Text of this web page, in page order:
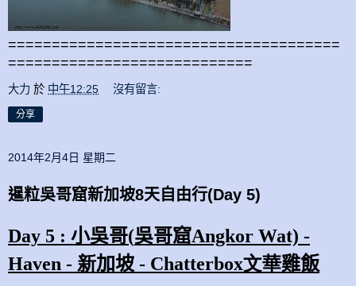
======================================
============================
大力 於 中午12:25 沒有留言:
分享
2014年2月4日 星期二
暹粒吳哥窟新加坡8天自由行(Day 5)
Day 5 : 小吳哥(吳哥窟Angkor Wat) -
Haven - 新加坡 - Chatterbox文華雞飯